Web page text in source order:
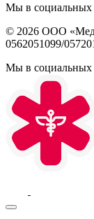
Мы в социальных
© 2026 ООО
0562051099/
Мы в социальных